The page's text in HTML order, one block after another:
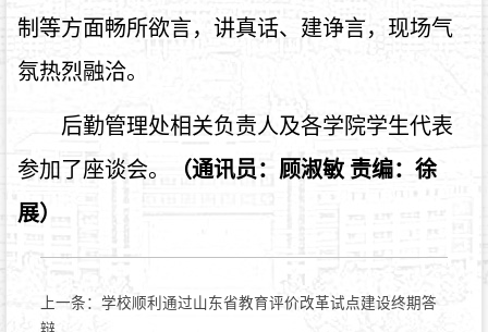
制等方面畅所欲言，讲真话、建诤言，现场气
氛热烈融洽。
后勤管理处相关负责人及各学院学生代表
参加了座谈会。
（通讯员：顾淑敏 责编：徐
展）
上一条： 学校顺利通过山东省教育评价改革试点建设终期答